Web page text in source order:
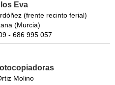
Eva
(frente recinto ferial)
(Murcia)
- 686 995 057
Molino